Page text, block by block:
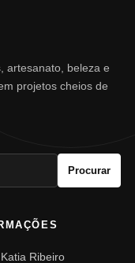
artesanato, beleza e
projetos cheios de
Procurar
Ribeiro